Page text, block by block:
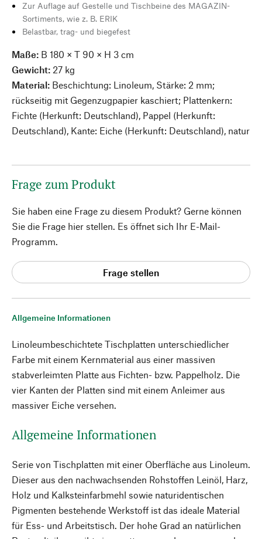
Allgemeine Informationen
Linoleumbeschichtete Tischplatten unterschiedlicher
Farbe mit einem Kernmaterial aus einer massiven
stabverleimten Platte aus Fichten- bzw. Pappelholz. Die
vier Kanten der Platten sind mit einem Anleimer aus
massiver Eiche versehen.
Allgemeine Informationen
Serie von Tischplatten mit einer Oberfläche aus Linoleum.
Dieser aus den nachwachsenden Rohstoffen Leinöl, Harz,
Holz und Kalksteinfarbmehl sowie naturidentischen
Pigmenten bestehende Werkstoff ist das ideale Material
für Ess- und Arbeitstisch. Der hohe Grad an natürlichen
Zur Auflage auf Gestelle und Tischbeine des MAGAZIN-
Sortiments, wie z. B. ERIK
Belastbar, trag- und biegefest
Maße: B 180 × T 90 × H 3 cm
Gewicht: 27 kg
Material: Beschichtung: Linoleum, Stärke: 2 mm;
rückseitig mit Gegenzugpapier kaschiert; Plattenkern:
Fichte (Herkunft: Deutschland), Pappel (Herkunft:
Deutschland), Kante: Eiche (Herkunft: Deutschland), natur
Frage zum Produkt
Sie haben eine Frage zu diesem Produkt? Gerne können
Sie die Frage hier stellen. Es öffnet sich Ihr E-Mail-
Programm.
Frage stellen